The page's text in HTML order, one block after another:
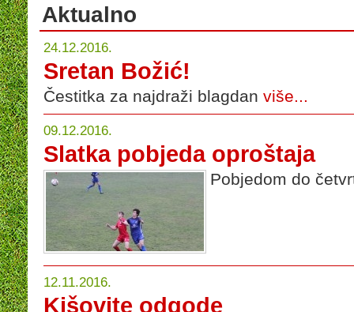
Aktualno
24.12.2016.
Sretan Božić!
Čestitka za najdraži blagdan više...
09.12.2016.
Slatka pobjeda oproštaja
Pobjedom do
12.11.2016.
Kišovite odgode